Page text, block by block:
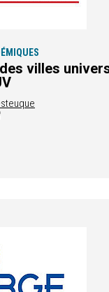
villes